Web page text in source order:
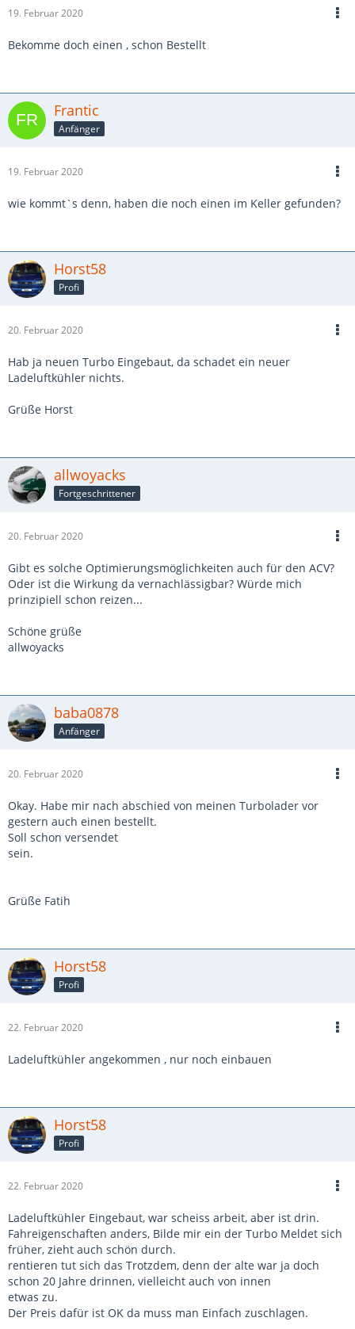
19. Februar 2020
Bekomme doch einen , schon Bestellt
Frantic
Anfänger
19. Februar 2020
wie kommt`s denn, haben die noch einen im Keller gefunden?
Horst58
Profi
20. Februar 2020
Hab ja neuen Turbo Eingebaut, da schadet ein neuer
Ladeluftkühler nichts.
Grüße Horst
allwoyacks
Fortgeschrittener
20. Februar 2020
Gibt es solche Optimierungsmöglichkeiten auch für den ACV?
Oder ist die Wirkung da vernachlässigbar? Würde mich
prinzipiell schon reizen...
Schöne grüße
allwoyacks
baba0878
Anfänger
20. Februar 2020
Okay. Habe mir nach abschied von meinen Turbolader vor
gestern auch einen bestellt.
Soll schon versendet
sein.
Grüße Fatih
Horst58
Profi
22. Februar 2020
Ladeluftkühler angekommen , nur noch einbauen
Horst58
Profi
22. Februar 2020
Ladeluftkühler Eingebaut, war scheiss arbeit, aber ist drin.
Fahreigenschaften anders, Bilde mir ein der Turbo Meldet sich
früher, zieht auch schön durch.
rentieren tut sich das Trotzdem, denn der alte war ja doch
schon 20 Jahre drinnen, vielleicht auch von innen
etwas zu.
Der Preis dafür ist OK da muss man Einfach zuschlagen.